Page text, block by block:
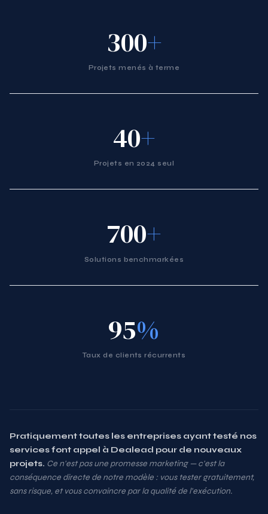
300+
Projets menés à terme
40+
Projets en 2024 seul
700+
Solutions benchmarkées
95%
Taux de clients récurrents
Pratiquement toutes les entreprises ayant testé nos
services font appel à Dealead pour de nouveaux
projets. Ce n'est pas une promesse marketing — c'est la
conséquence directe de notre modèle : vous tester gratuitement,
sans risque, et vous convaincre par la qualité de l'exécution.